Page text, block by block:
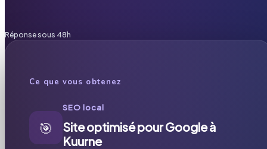
Réponse sous 48h
Ce que vous obtenez
🎯
SEO local
Site optimisé pour Google à
Kuurne